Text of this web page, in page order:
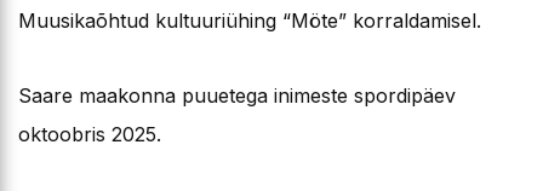
Muusikaõhtud kultuuriühing “Möte” korraldamisel.
Saare maakonna puuetega inimeste spordipäev
oktoobris 2025.